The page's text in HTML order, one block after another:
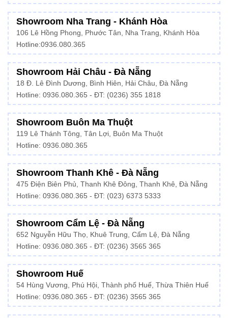
Showroom Nha Trang - Khánh Hòa
106 Lê Hồng Phong, Phước Tân, Nha Trang, Khánh Hòa
Hotline:0936.080.365
Showroom Hải Châu - Đà Nẵng
18 Đ. Lê Đình Dương, Bình Hiên, Hải Châu, Đà Nẵng
Hotline: 0936.080.365 - ĐT: (0236) 355 1818
Showroom Buôn Ma Thuột
119 Lê Thánh Tông, Tân Lợi, Buôn Ma Thuột
Hotline: 0936.080.365
Showroom Thanh Khê - Đà Nẵng
475 Điện Biên Phủ, Thanh Khê Đông, Thanh Khê, Đà Nẵng
Hotline: 0936.080.365 - ĐT: (023) 6373 5333
Showroom Cẩm Lệ - Đà Nẵng
652 Nguyễn Hữu Thọ, Khuê Trung, Cẩm Lệ, Đà Nẵng
Hotline: 0936.080.365 - ĐT: (0236) 3565 365
Showroom Huế
54 Hùng Vương, Phú Hội, Thành phố Huế, Thừa Thiên Huế
Hotline: 0936.080.365 - ĐT: (0236) 3565 365